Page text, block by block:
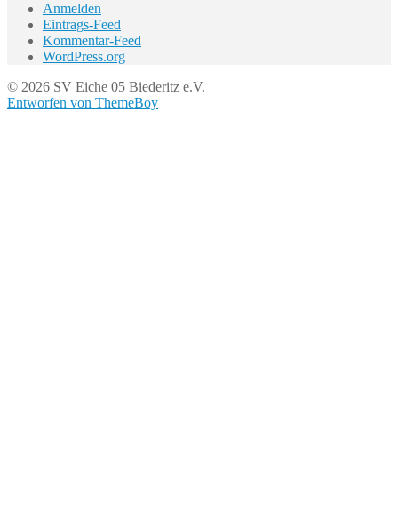
Anmelden
Eintrags-Feed
Kommentar-Feed
WordPress.org
© 2026 SV Eiche 05 Biederitz e.V.
Entworfen von ThemeBoy